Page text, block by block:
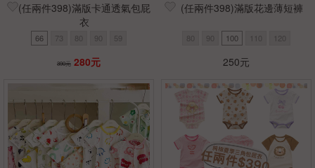
(任兩件398)滿版卡通透氣包屁
衣
66 73 80 59
390元 280元
(任兩件398)滿版花邊薄短褲
80 100
250元